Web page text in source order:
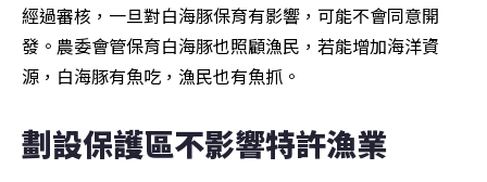
經過審核，一旦對白海豚保育有影響，可能不會同意開
發。農委會管保育白海豚也照顧漁民，若能增加海洋資
源，白海豚有魚吃，漁民也有魚抓。
劃設保護區不影響特許漁業